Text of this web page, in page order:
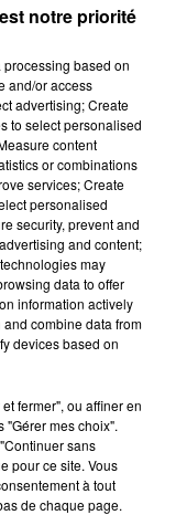
à Provins. Des
centre-ville)
l'opéra
mal par les
trompe l’œil, a
Paris d’une œuvre
de danse
un ballet
12
pour accueillir
notre priorité
based on
and/or access
advertising; Create
to select personalised
content
or combinations
services; Create
personalised
security, prevent and
and content;
may
data to offer
information actively
combine data from
devices based on
fermer", ou affiner en
mes choix".
sans
pour ce site. Vous
à tout
de chaque page.